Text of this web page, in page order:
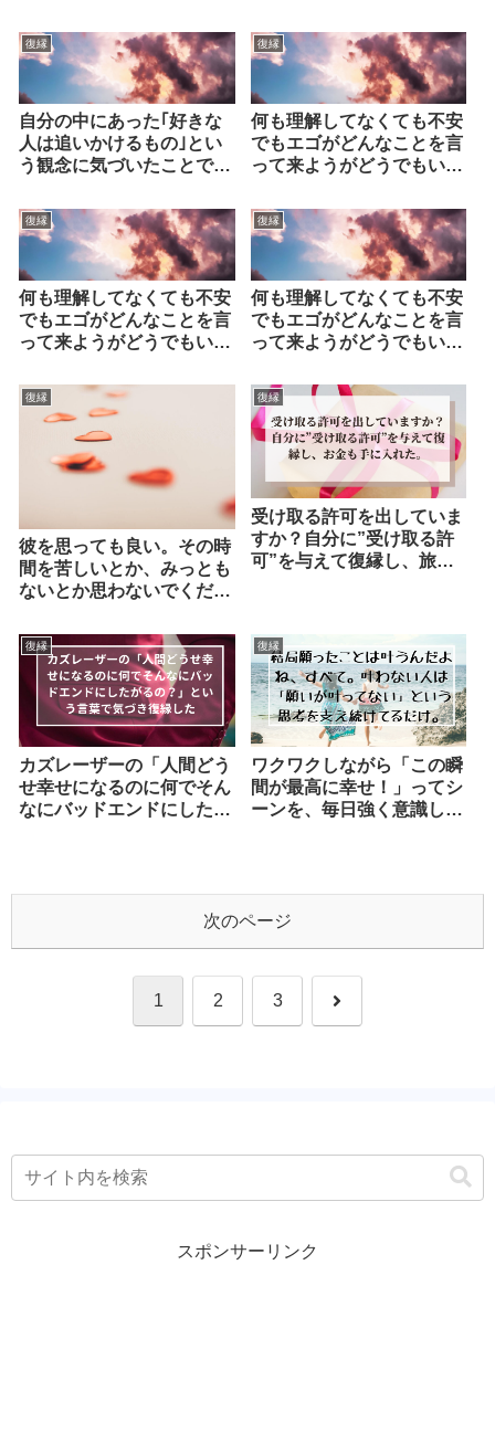
す。
復縁
自分の中にあった｢好きな
人は追いかけるもの｣とい
う観念に気づいたことで復
復縁
何も理解してなくても不安
でもエゴがどんなことを言
って来ようがどうでもいい
する』と意図したならなに
もしなくていいです。03
復縁
何も理解してなくても不安
でもエゴがどんなことを言
って来ようがどうでもいい
する』と意図したならなに
もしなくていいです。02
復縁
何も理解してなくても不安
でもエゴがどんなことを言
って来ようがどうでもいい
する』と意図したならなに
もしなくていいです。01
復縁
彼を思っても良い。その時
間を苦しいとか、みっとも
ないとか思わないでくださ
あげてください。
復縁
受け取る許可を出していま
すか？自分に”受け取る許
可”を与えて復縁し、旅行
復縁
カズレーザーの「人間どう
せ幸せになるのに何でそん
なにバッドエンドにしたが
復縁
ワクワクしながら「この瞬
間が最高に幸せ！」ってシ
ーンを、毎日強く意識し続
次のページ
1 2 3 次
スポンサーリンク